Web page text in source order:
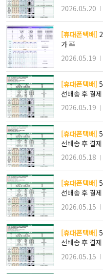
2026.05.20
[휴대폰택배]
가
2026.05.19
[휴대폰택배] 5월19일 [올다] 휴대폰성지 1차 시세표 /
선배송 후 결
2026.05.19
[휴대폰택배] 5월18일 [올다] 휴대폰성지 1차 시세표 /
선배송 후 결
2026.05.18
[휴대폰택배] 5월15일 [올다] 휴대폰성지 2차 시세표 /
선배송 후 결
2026.05.15
[휴대폰택배] 5월15일 [올다] 휴대폰성지 1차 시세표 /
선배송 후 결
2026.05.15